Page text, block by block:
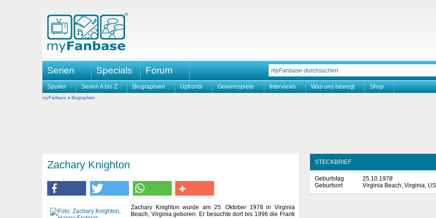
Serien Specials Forum
Spoiler Serien A bis Z Biographien Upfronts Gewinnspiele Interviews Was uns bewegt Shop
myFanbase » Biographien
Zachary Knighton
Zachary Knighton wurde am 25. Oktober 1978 in Virginia
Beach, Virginia geboren. Er besuchte dort bis 1996 die Frank
STECKBRIEF
Geburtstag
25.10.1978
Geburtsort
Virginia Beach, Virginia,